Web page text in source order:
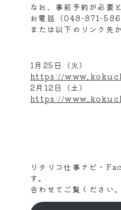
なお、事前予約が必要
お電話（048-871-
または以下のリンク先
1月25日（火）
https://
2月12日（土）
https://
リタリコ仕事ナビ・
す。
合わせてご覧ください。